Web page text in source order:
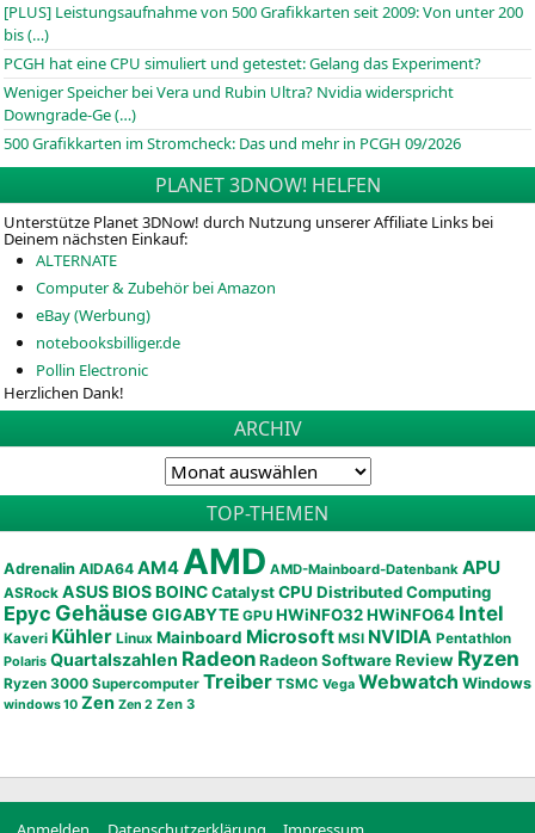
[PLUS] Leistungsaufnahme von 500 Grafikkarten seit 2009: Von unter 200
bis (…)
PCGH hat eine CPU simuliert und getestet: Gelang das Experiment?
Weniger Speicher bei Vera und Rubin Ultra? Nvidia widerspricht
Downgrade-Ge (…)
500 Grafikkarten im Stromcheck: Das und mehr in PCGH 09/2026
PLANET 3DNOW! HELFEN
Unterstütze Planet 3DNow! durch Nutzung unserer Affiliate Links bei
Deinem nächsten Einkauf:
ALTERNATE
Computer & Zubehör bei Amazon
eBay (Werbung)
notebooksbilliger.de
Pollin Electronic
Herzlichen Dank!
ARCHIV
TOP-THEMEN
Adrenalin AIDA64 AM4AMD AMD-Mainboard-Datenbank APU
ASRock ASUSBIOSBOINC Catalyst CPU Distributed Computing
Epyc Gehäuse GIGABYTE GPU HWiNFO32HWiNFO64 Intel
Kaveri Kühler Linux Mainboard Microsoft MSI NVIDIA Pentathlon
Polaris Quartalszahlen RadeonRadeon SoftwareReview Ryzen
Ryzen 3000 Supercomputer Treiber TSMC Vega Webwatch Windows
windows 10 Zen Zen 2 Zen 3